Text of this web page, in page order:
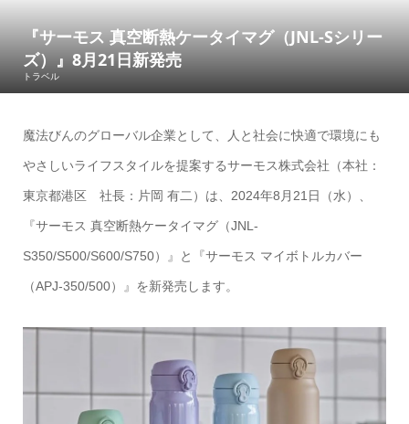
『サーモス 真空断熱ケータイマグ（JNL-Sシリー
ズ）』8月21日新発売
トラベル
魔法びんのグローバル企業として、人と社会に快適で環境にも
やさしいライフスタイルを提案するサーモス株式会社（本社：
東京都港区 社長：片岡 有二）は、2024年8月21日（水）、
『サーモス 真空断熱ケータイマグ（JNL-
S350/S500/S600/S750）』と『サーモス マイボトルカバー
（APJ-350/500）』を新発売します。